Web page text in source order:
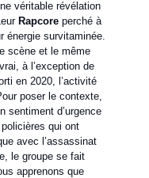
véritable révélation
Rapcoreperché à
énergie survitaminée.
scène et le même
à l’exception de
en 2020, l’activité
poser le contexte,
sentiment d’urgence
qui ont
avec l’assassinat
le groupe se fait
apprenons que